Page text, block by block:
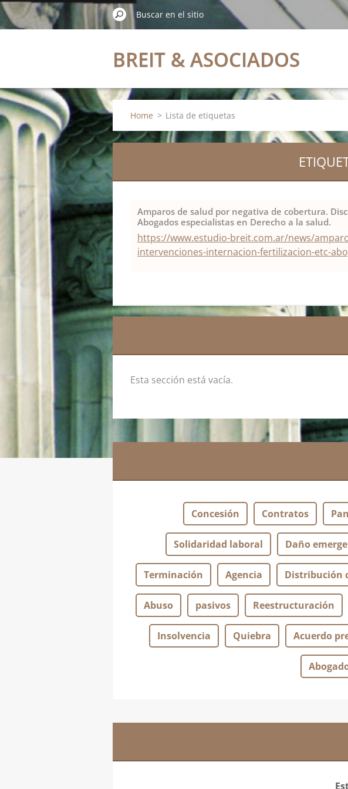
BREIT & ASOCIADOS
Home > Lista de etiquetas
Amparos de salud por negativa de cobertura.
Abogados especialistas en Derecho a la salud.
https://www.estudio-breit.com.ar/news/
intervenciones-internacion-fertilizacion-etc-
Esta sección está vacía.
Concesión Contratos
Solidaridad laboral Daño
Terminación Agencia Distribución
Abuso pasivos Reestructuración
Insolvencia Quiebra Acuerdo